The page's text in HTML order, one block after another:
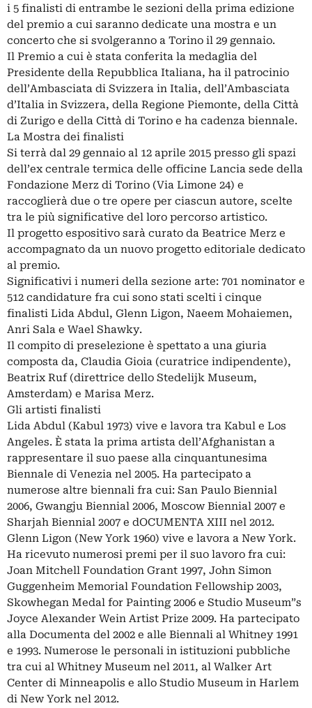
i 5 finalisti di entrambe le sezioni della prima edizione
del premio a cui saranno dedicate una mostra e un
concerto che si svolgeranno a Torino il 29 gennaio.
Il Premio a cui è stata conferita la medaglia del
Presidente della Repubblica Italiana, ha il patrocinio
dell’Ambasciata di Svizzera in Italia, dell’Ambasciata
d’Italia in Svizzera, della Regione Piemonte, della Città
di Zurigo e della Città di Torino e ha cadenza biennale.
La Mostra dei finalisti
Si terrà dal 29 gennaio al 12 aprile 2015 presso gli spazi
dell’ex centrale termica delle officine Lancia sede della
Fondazione Merz di Torino (Via Limone 24) e
raccoglierà due o tre opere per ciascun autore, scelte
tra le più significative del loro percorso artistico.
Il progetto espositivo sarà curato da Beatrice Merz e
accompagnato da un nuovo progetto editoriale dedicato
al premio.
Significativi i numeri della sezione arte: 701 nominator e
512 candidature fra cui sono stati scelti i cinque
finalisti Lida Abdul, Glenn Ligon, Naeem Mohaiemen,
Anri Sala e Wael Shawky.
Il compito di preselezione è spettato a una giuria
composta da, Claudia Gioia (curatrice indipendente),
Beatrix Ruf (direttrice dello Stedelijk Museum,
Amsterdam) e Marisa Merz.
Gli artisti finalisti
Lida Abdul (Kabul 1973) vive e lavora tra Kabul e Los
Angeles. È stata la prima artista dell’Afghanistan a
rappresentare il suo paese alla cinquantunesima
Biennale di Venezia nel 2005. Ha partecipato a
numerose altre biennali fra cui: San Paulo Biennial
2006, Gwangju Biennial 2006, Moscow Biennial 2007 e
Sharjah Biennial 2007 e dOCUMENTA XIII nel 2012.
Glenn Ligon (New York 1960) vive e lavora a New York.
Ha ricevuto numerosi premi per il suo lavoro fra cui:
Joan Mitchell Foundation Grant 1997, John Simon
Guggenheim Memorial Foundation Fellowship 2003,
Skowhegan Medal for Painting 2006 e Studio Museum”s
Joyce Alexander Wein Artist Prize 2009. Ha partecipato
alla Documenta del 2002 e alle Biennali al Whitney 1991
e 1993. Numerose le personali in istituzioni pubbliche
tra cui al Whitney Museum nel 2011, al Walker Art
Center di Minneapolis e allo Studio Museum in Harlem
di New York nel 2012.